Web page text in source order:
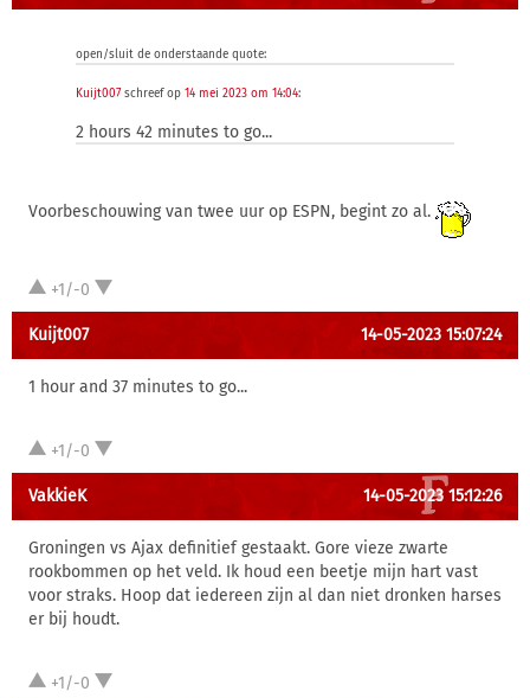
open/sluit de onderstaande quote:
Kuijt007schreef op 14 mei 2023 om 14:04:
2 hours 42 minutes to go...
Voorbeschouwing van twee uur op ESPN, begint zo al.
+1/-0
Kuijt007 14-05-2023 15:07:24
1 hour and 37 minutes to go...
+1/-0
VakkieK 14-05-2023 15:12:26
Groningen vs Ajax definitief gestaakt. Gore vieze zwarte
rookbommen op het veld. Ik houd een beetje mijn hart vast
voor straks. Hoop dat iedereen zijn al dan niet dronken harses
er bij houdt.
+1/-0